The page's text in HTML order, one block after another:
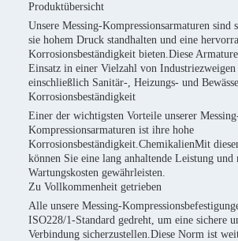
Produktübersicht
Unsere Messing-Kompressionsarmaturen sind
sie hohem Druck standhalten und eine
Korrosionsbeständigkeit bieten.Diese
Einsatz in einer Vielzahl von Industriezweigen
einschließlich Sanitär-, Heizungs- und
Korrosionsbeständigkeit
Einer der wichtigsten Vorteile unserer
Kompressionsarmaturen ist ihre hohe
Korrosionsbeständigkeit.ChemikalienMit
können Sie eine lang anhaltende Leistung und
Wartungskosten gewährleisten.
Zu Vollkommenheit getrieben
Alle unsere Messing-
ISO228/1-Standard gedreht, um eine sichere
Verbindung sicherzustellen.Diese Norm ist